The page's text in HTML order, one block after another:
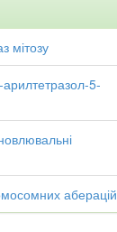
мітозу
арилтетразол-5-
аберацій